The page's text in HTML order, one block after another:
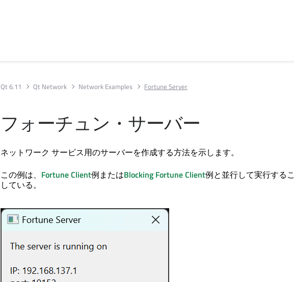
Qt 6.11 Qt Network Network Examples Fortune Server
フォーチュン・サーバー
ネットワーク サービス用のサーバーを作成する方法を示します。
この例は、 Fortune Client例またはBlocking Fortune Client例と並行して実行する
している。